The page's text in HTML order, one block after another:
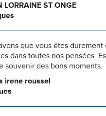
LORRAINE ST ONGE
que vous êtes
dans toutes nos pensées.
souvenir des bons moments.
irene roussel